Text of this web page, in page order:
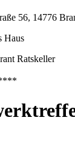
56, 14776
Haus
Ratskeller